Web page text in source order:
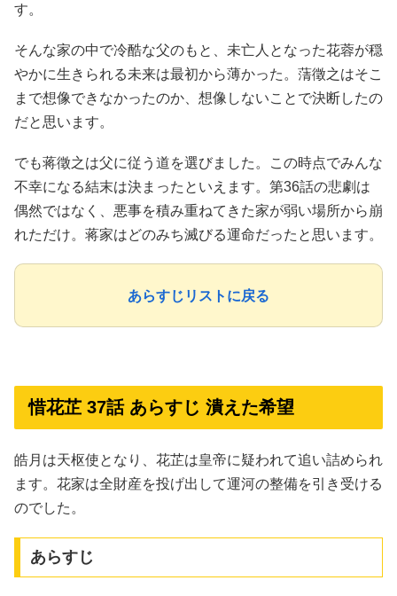
す。
そんな家の中で冷酷な父のもと、未亡人となった花蓉が穏
やかに生きられる未来は最初から薄かった。蔳徵之はそこ
まで想像できなかったのか、想像しないことで決断したの
だと思います。
でも蒋徵之は父に従う道を選びました。この時点でみんな
不幸になる結末は決まったといえます。第36話の悲劇は
偶然ではなく、悪事を積み重ねてきた家が弱い場所から崩
れただけ。蒋家はどのみち滅びる運命だったと思います。
あらすじリストに戻る
惜花芷 37話 あらすじ 潰えた希望
皓月は天枢使となり、花芷は皇帝に疑われて追い詰められ
ます。花家は全財産を投げ出して運河の整備を引き受ける
のでした。
あらすじ